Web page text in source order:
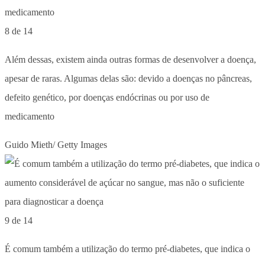
8 de 14
Além dessas, existem ainda outras formas de desenvolver a doença,
apesar de raras. Algumas delas são: devido a doenças no pâncreas,
defeito genético, por doenças endócrinas ou por uso de
medicamento
Guido Mieth/ Getty Images
9 de 14
É comum também a utilização do termo pré-diabetes, que indica o